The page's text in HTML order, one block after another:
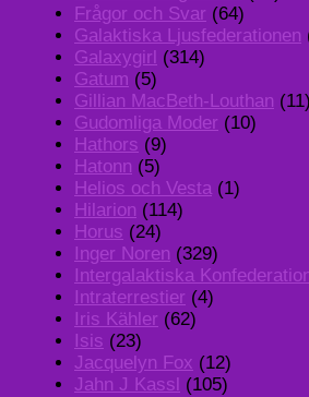
Frågor och Svar (64)
Galaktiska Ljusfederationen
Galaxygirl (314)
Gatum (5)
Gillian MacBeth-Louthan (11)
Gudomliga Moder (10)
Hathors (9)
Hatonn (5)
Helios och Vesta (1)
Hilarion (114)
Horus (24)
Inger Noren (329)
Intergalaktiska
Intraterrestier (4)
Iris Kähler (62)
Isis (23)
Jacquelyn Fox (12)
Jahn J Kassl (105)